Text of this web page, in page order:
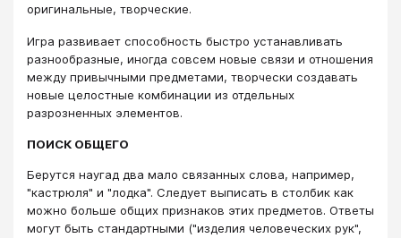
оригинальные, творческие.
Игра развивает способность быстро устанавливать
разнообразные, иногда совсем новые связи и отношения
между привычными предметами, творчески создавать
новые целостные комбинации из отдельных
разрозненных элементов.
ПОИСК ОБЩЕГО
Берутся наугад два мало связанных слова, например,
"кастрюля" и "лодка". Следует выписать в столбик как
можно больше общих признаков этих предметов. Ответы
могут быть стандартными ("изделия человеческих рук",